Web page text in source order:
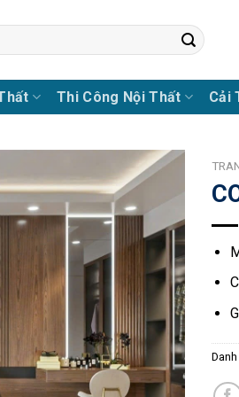
Thi Công Nội Thất Cải